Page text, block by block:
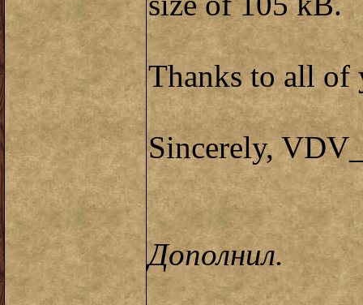
Thanks to all
Sincerely,
Дополнил.